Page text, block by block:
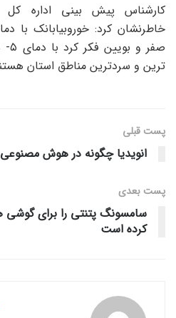
کارشناس پیش بینی اداره کل
خاطرنشان کرد: خوروبیابانک
صفر و بویین فکر کرد
ترین و سردترین مناطق استان
پست قبلی
انویدیا چگونه در هوش
پست‌ بعدی
سامسونگ پتنتی را برای
کرده است